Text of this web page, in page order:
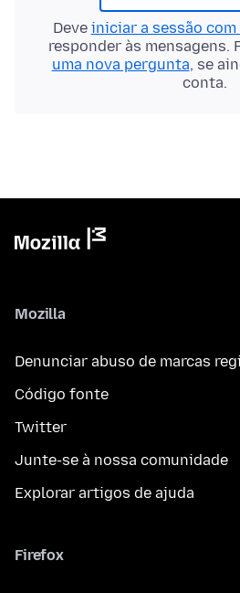
Deve iniciar a sessão com
responder às mensagens.
uma nova pergunta, se
conta.
Mozilla
Denunciar abuso de marcas
Código fonte
Twitter
Junte-se à nossa comunidade
Explorar artigos de ajuda
Firefox